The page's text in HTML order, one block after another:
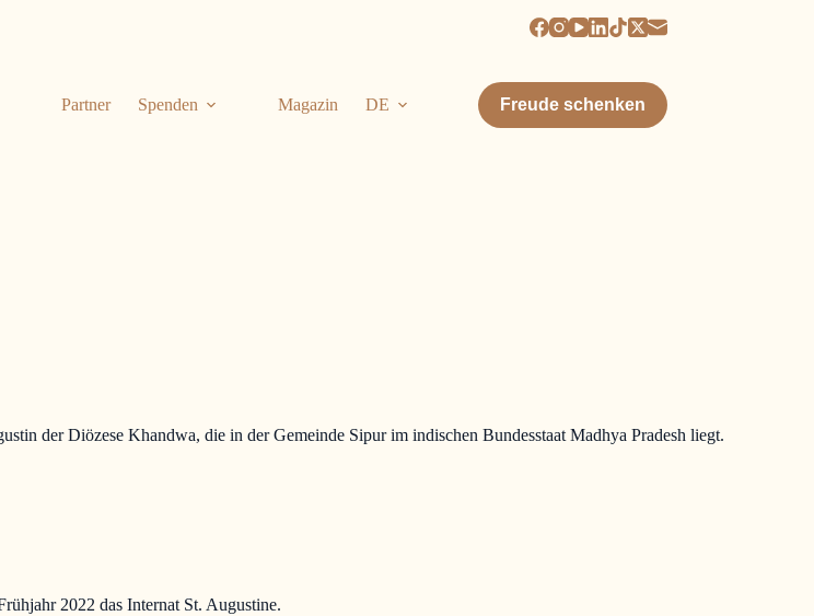
Partner Spenden Magazin DE Freude schenken
der Diözese Khandwa, die in der Gemeinde Sipur im indischen Bundesstaat Madhya Pradesh liegt.
2022 das Internat St. Augustine.